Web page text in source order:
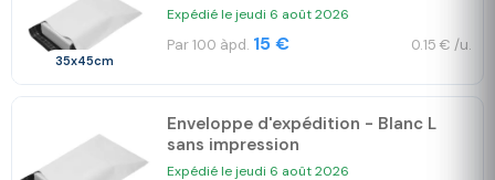
35x45cm
Expédié le jeudi 6 août 2026
Par 100 àpd. 15 € 0.15 € /u.
Enveloppe d'expédition - Blanc L
sans impression
Expédié le jeudi 6 août 2026